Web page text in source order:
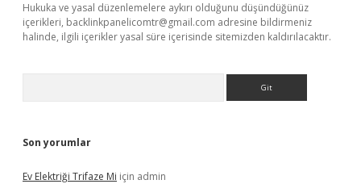
Hukuka ve yasal düzenlemelere aykırı olduğunu düşündüğünüz
içerikleri, backlinkpanelicomtr@gmail.com adresine bildirmeniz
halinde, ilgili içerikler yasal süre içerisinde sitemizden kaldırılacaktır.
Son yorumlar
Ev Elektriği Trifaze Mi için admin